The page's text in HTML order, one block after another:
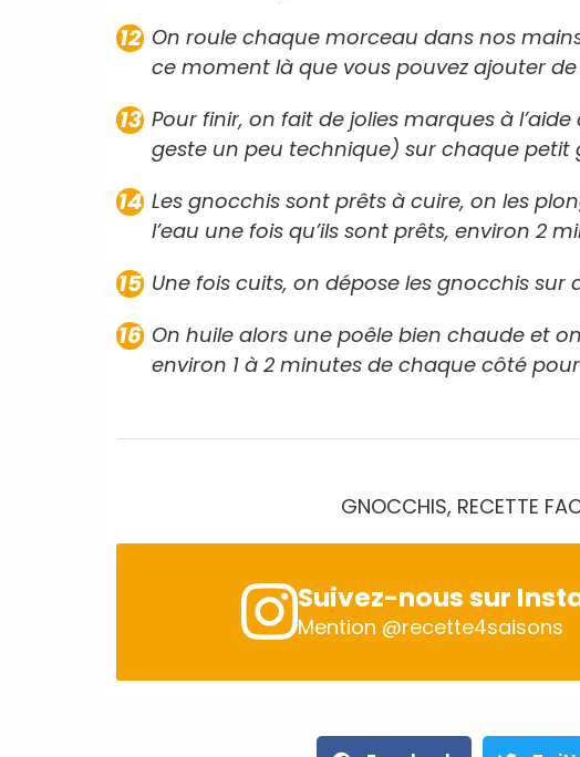
On roule chaque morceau dans nos
ce moment là que vous pouvez ajouter
Pour finir, on fait de jolies marques à
geste un peu technique) sur chaque
Les gnocchis sont prêts à cuire, on les
l’eau une fois qu’ils sont prêts, environ 2
Une fois cuits, on dépose les gnocchis sur
On huile alors une poêle bien chaude et
environ 1 à 2 minutes de chaque côté
GNOCCHIS, RECETTE
Suivez-nous sur
Mention @recette4saisons